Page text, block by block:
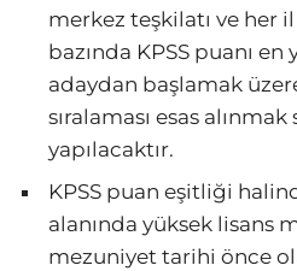
merkez teşkilatı ve her
bazında KPSS puanı en
adaydan başlamak
sıralaması esas
yapılacaktır.
KPSS puan eşitliği
alanında yüksek lisans
mezuniyet tarihi önce